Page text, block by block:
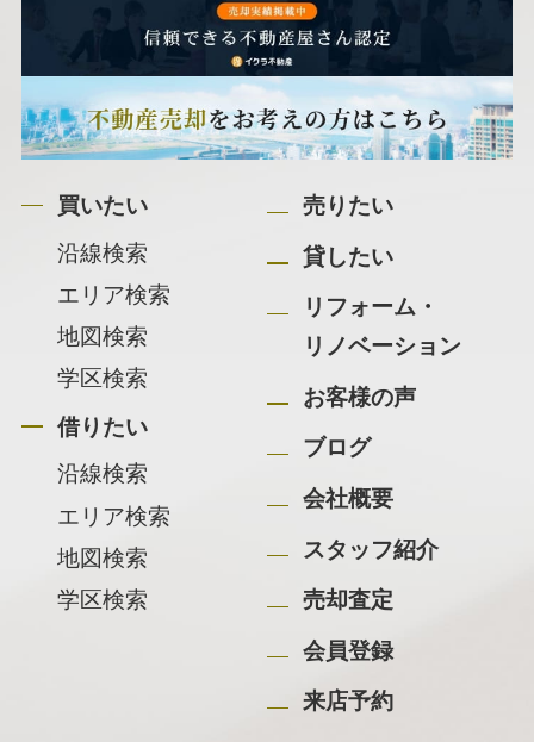
買いたい
沿線検索
エリア検索
地図検索
学区検索
借りたい
沿線検索
エリア検索
地図検索
学区検索
売りたい
貸したい
リフォーム・
リノベーション
お客様の声
ブログ
会社概要
スタッフ紹介
売却査定
会員登録
来店予約